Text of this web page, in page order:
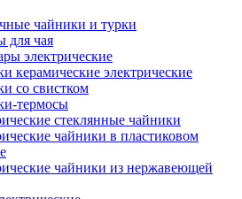
чайники и турки
для чая
электрические
керамические электрические
со свистком
термосы
стеклянные чайники
чайники в пластиковом
чайники из нержавеющей